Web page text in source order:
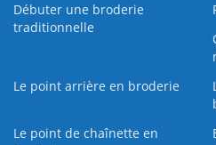
Débuter une broderie
traditionnelle
Le point arrière en broderie
Le point de chaînette en